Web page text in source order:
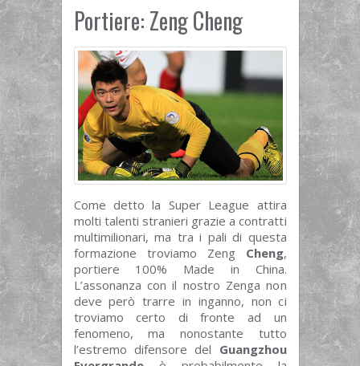
Portiere: Zeng Cheng
Come detto la Super League attira
molti talenti stranieri grazie a contratti
multimilionari, ma tra i pali di questa
formazione troviamo Zeng Cheng,
portiere 100% Made in China.
L’assonanza con il nostro Zenga non
deve però trarre in inganno, non ci
troviamo certo di fronte ad un
fenomeno, ma nonostante tutto
l’estremo difensore del Guangzhou